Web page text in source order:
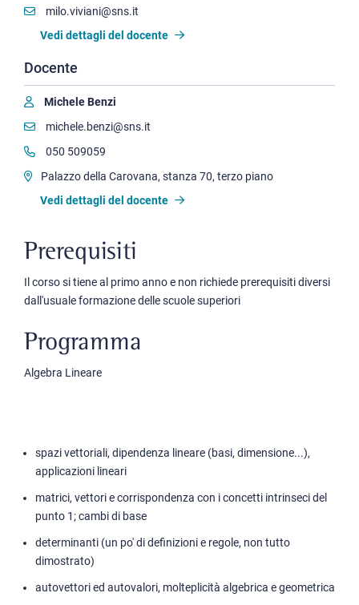
milo.viviani@sns.it
Vedi dettagli del docente
Docente
Michele Benzi
michele.benzi@sns.it
050 509059
Palazzo della Carovana, stanza 70, terzo piano
Vedi dettagli del docente
Prerequisiti
Il corso si tiene al primo anno e non richiede prerequisiti diversi
dall'usuale formazione delle scuole superiori
Programma
Algebra Lineare
spazi vettoriali, dipendenza lineare (basi, dimensione...),
applicazioni lineari
matrici, vettori e corrispondenza con i concetti intrinseci del
punto 1; cambi di base
determinanti (un po' di definizioni e regole, non tutto
dimostrato)
autovettori ed autovalori, molteplicità algebrica e geometrica